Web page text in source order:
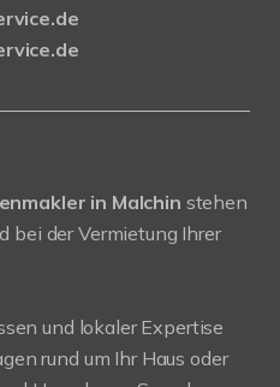
in Malchin stehen
bei der Vermietung Ihrer
und lokaler Expertise
rund um Ihr Haus oder